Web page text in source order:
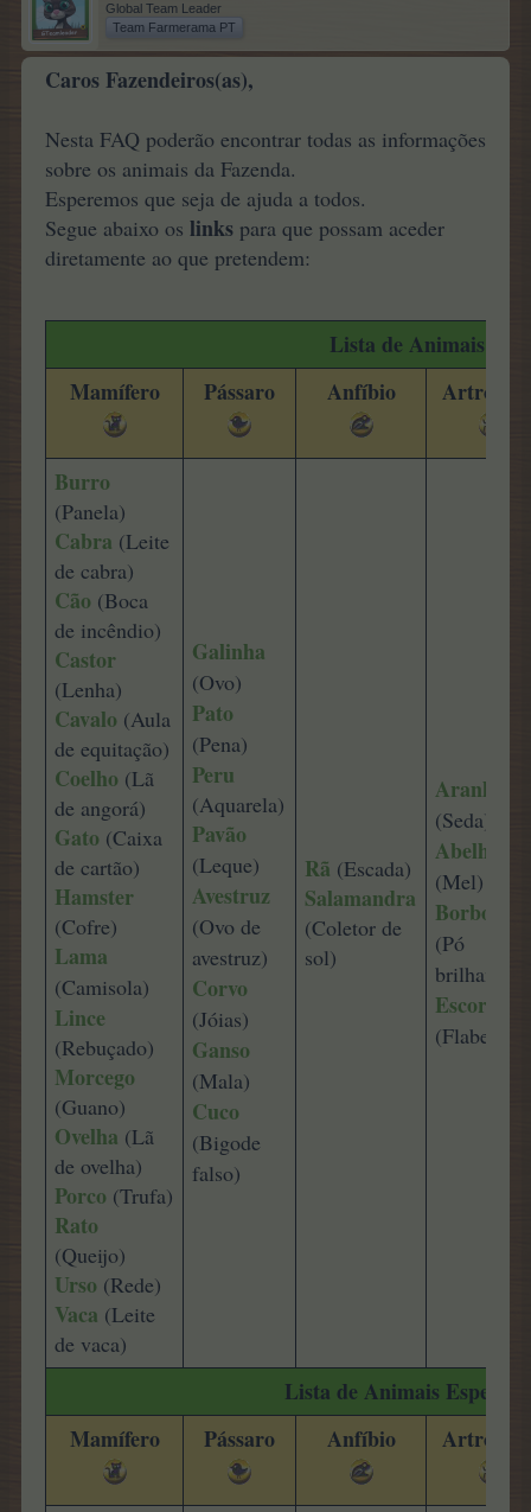
Global Team Leader
Team Farmerama PT
Caros Fazendeiros(as),
Nesta FAQ poderão encontrar todas as informações
sobre os animais da Fazenda.
Esperemos que seja de ajuda a todos.
Segue abaixo os links para que possam aceder
diretamente ao que pretendem:
Lista de Animais
Mamífero
Pássaro Anfíbio
Burro
(Panela)
Cabra (Leite
de cabra)
Cão (Boca
de incêndio)
Castor
(Lenha)
Cavalo (Aula
de equitação)
Coelho (Lã
de angorá)
Gato (Caixa
de cartão)
Hamster
(Cofre)
Lama
(Camisola)
Lince
(Rebuçado)
Morcego
(Guano)
Ovelha (Lã
de ovelha)
Porco (Trufa)
Rato
(Queijo)
Urso (Rede)
Vaca (Leite
de vaca)
Galinha
(Ovo)
Pato
(Pena)
Peru
(Aquarela)
Pavão
(Leque)
Avestruz
(Ovo de
avestruz)
Corvo
(Jóias)
Ganso
(Mala)
Cuco
(Bigode
falso)
Rã (Escada)
Salamandra
(Coletor de
sol)
Aranha
(Seda)
Abelha
(Mel)
Borboleta
(Pó
brilhante)
Escorpião
(Flabelo)
Lista de Animais Especiais
Mamífero
Pássaro Anfíbio